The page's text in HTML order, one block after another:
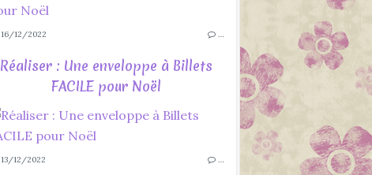
16/12/2022 …
Réaliser : Une enveloppe à Billets
FACILE pour Noël
13/12/2022 …